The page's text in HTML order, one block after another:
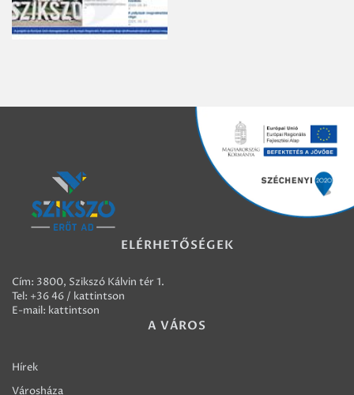
ELÉRHETŐSÉGEK
Cím: 3800, Szikszó Kálvin tér 1.
Tel: +36 46 / kattintson
E-mail: kattintson
A VÁROS
Hírek
Városháza